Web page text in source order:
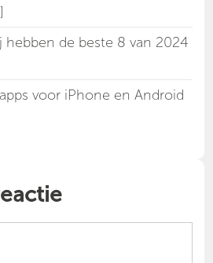
hebben de beste 8 van 2024
voor iPhone en Android